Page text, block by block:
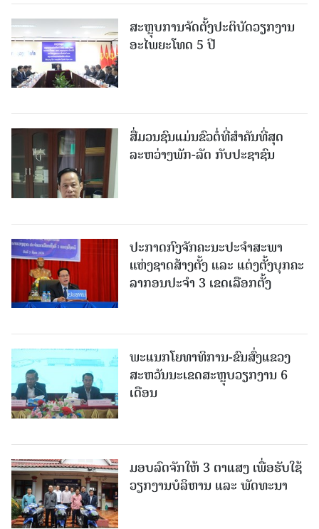
ສະຫຼຸບການຈັດຕັ້ງປະຕິບັດວຽກງານ
ອະໄພຍະໂທດ 5 ປີ
ສື່ມວນຊົນແມ່ນຂົວຕໍ່ທີ່ສໍາຄັນທີ່ສຸດ
ລະຫວ່າງພັກ-ລັດ ກັບປະຊາຊົນ
ປະກາດກົງຈັກຄະນະປະຈໍາສະພາ
ແຫ່ງຊາດສ້າງຕັ້ງ ແລະ ແຕ່ງຕັ້ງບຸກຄະ
ລາກອນປະຈໍາ 3 ເຂດເລືອກຕັ້ງ
ພະແນກໂຍທາທິການ-ຂົນສົ່ງແຂວງ
ສະຫວັນນະເຂດສະຫຼຸບວຽກງານ 6
ເດືອນ
ມອບລົດຈັກໃຫ້ 3 ຕາແສງ ເພື່ອຮັບໃຊ້
ວຽກງານບໍລິຫານ ແລະ ພັດທະນາ